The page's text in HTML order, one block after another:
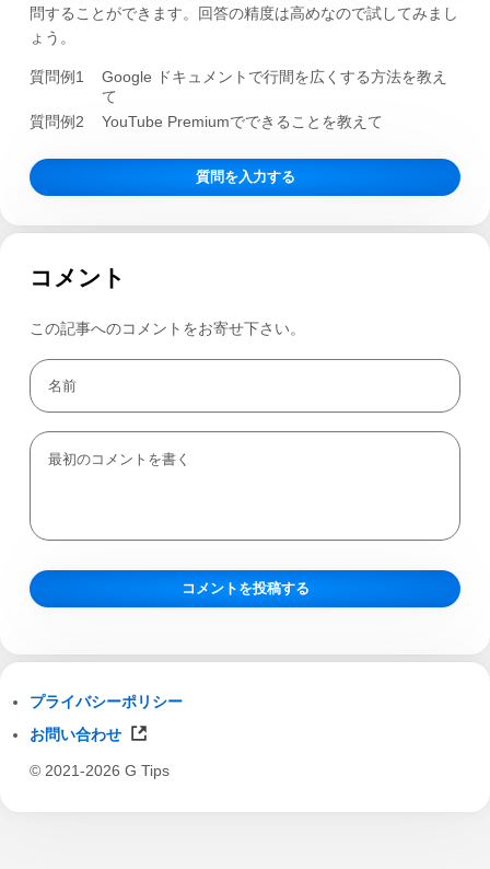
問することができます。回答の精度は高めなので試してみまし
ょう。
質問例1
Google ドキュメントで行間を広くする方法を教え
て
質問例2
YouTube Premiumでできることを教えて
質問を入力する
コメント
この記事へのコメントをお寄せ下さい。
プライバシーポリシー
お問い合わせ
© 2021-2026 G Tips